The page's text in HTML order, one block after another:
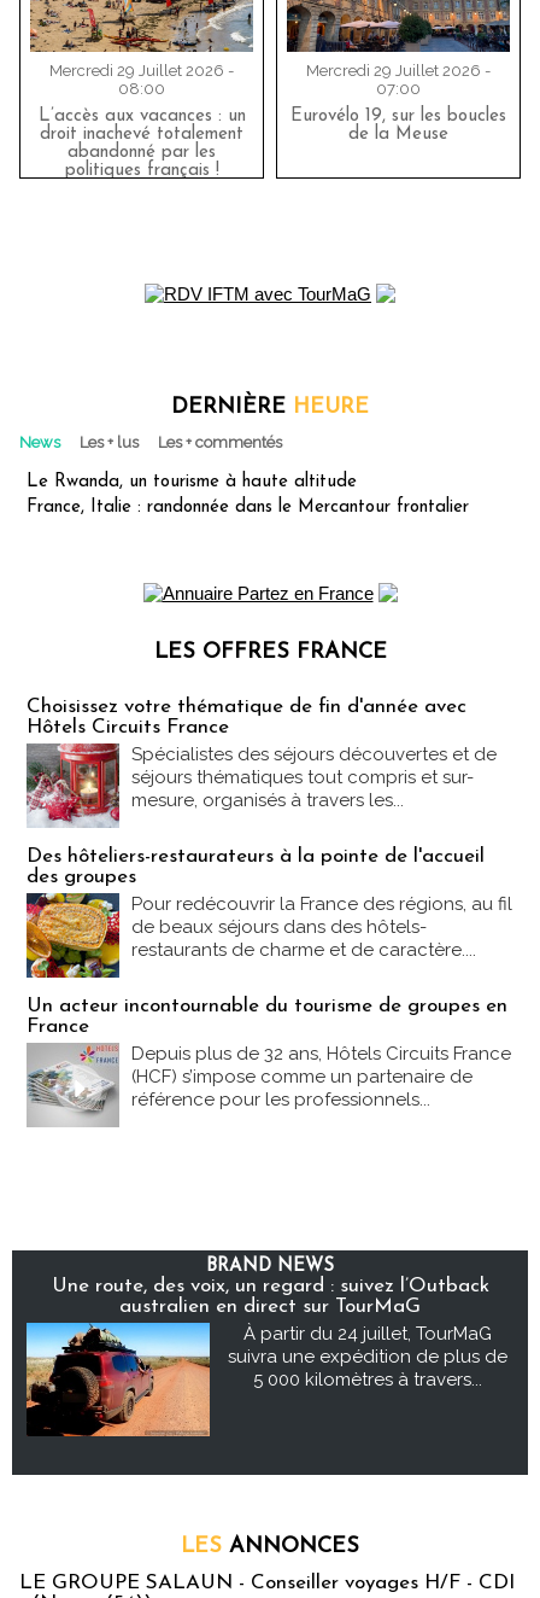
Mercredi 29 Juillet 2026 -
08:00
L’accès aux vacances : un
droit inachevé totalement
abandonné par les
politiques français !
Mercredi 29 Juillet 2026 -
07:00
Eurovélo 19, sur les boucles
de la Meuse
DERNIÈRE HEURE
News Les + lus Les + commentés
Le Rwanda, un tourisme à haute altitude
France, Italie : randonnée dans le Mercantour frontalier
LES OFFRES FRANCE
Choisissez votre thématique de fin d'année avec
Hôtels Circuits France
Spécialistes des séjours découvertes et de
séjours thématiques tout compris et sur-
mesure, organisés à travers les...
Des hôteliers-restaurateurs à la pointe de l'accueil
des groupes
Pour redécouvrir la France des régions, au fil
de beaux séjours dans des hôtels-
restaurants de charme et de caractère....
Un acteur incontournable du tourisme de groupes en
France
Depuis plus de 32 ans, Hôtels Circuits France
(HCF) s’impose comme un partenaire de
référence pour les professionnels...
BRAND NEWS
Une route, des voix, un regard : suivez l’Outback
australien en direct sur TourMaG
À partir du 24 juillet, TourMaG
suivra une expédition de plus de
5 000 kilomètres à travers...
LES ANNONCES
LE GROUPE SALAUN - Conseiller voyages H/F - CDI